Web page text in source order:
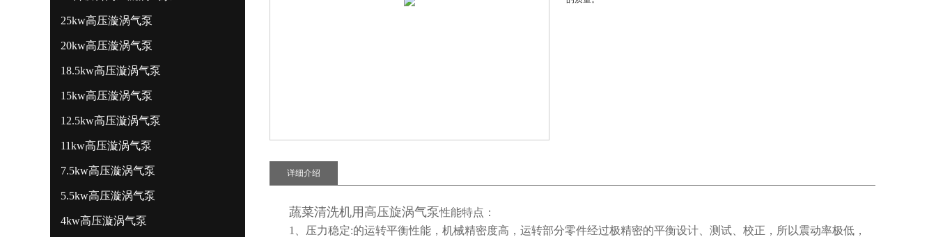
25kw高压漩涡气泵
20kw高压漩涡气泵
18.5kw高压漩涡气泵
15kw高压漩涡气泵
12.5kw高压漩涡气泵
11kw高压漩涡气泵
7.5kw高压漩涡气泵
5.5kw高压漩涡气泵
4kw高压漩涡气泵
详细介绍
蔬菜清洗机用高压旋涡气泵性能特点：
1、压力稳定:的运转平衡性能，机械精密度高，运转部分零件经过极精密的平衡设计、测试、校正，所以震动率极低，